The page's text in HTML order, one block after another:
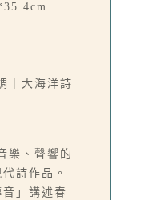
｜大海洋詩
樂、聲響的
詩作品。
」講述春